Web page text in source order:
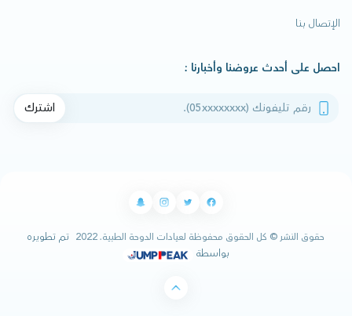
الإتصال بنا
احصل على أحدث عروضنا وأخبارنا :
رقم تليفونك
اشترك
حقوق النشر © كل الحقوق محفوظة لعيادات الدوحة الطبية. 2022
تم تطويره
بواسطة